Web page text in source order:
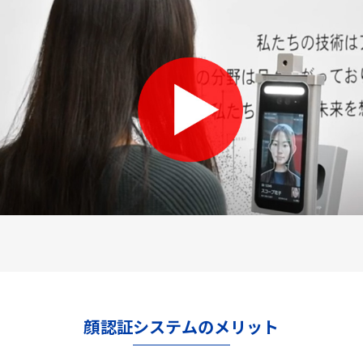
顔認証システムのメリット